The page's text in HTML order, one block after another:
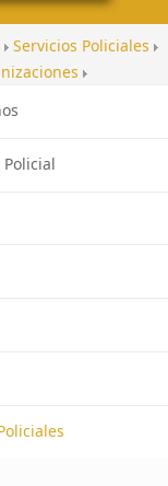
Servicios Policiales
del Sector
con empresarios